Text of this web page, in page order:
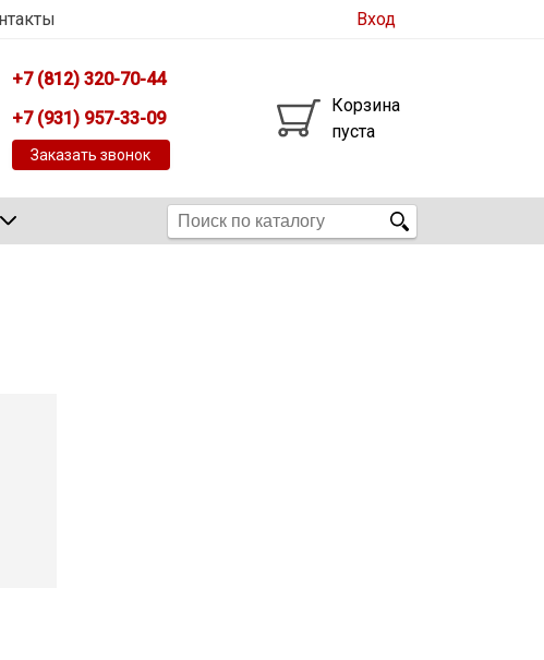
Вход
+7 (812) 320-70-44
+7 (931) 957-33-09
Заказать звонок
Корзина
пуста